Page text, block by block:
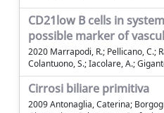
CD21low B cells in
possible marker of
2020 Marrapodi, R.; Pellicano, C.;
Colantuono, S.; Iacolare, A.;
Cirrosi biliare primitiva
2009 Antonaglia, Caterina;